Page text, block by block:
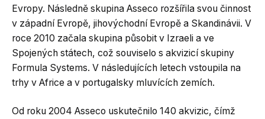
Evropy. Následně skupina Asseco rozšířila svou činnost
v západní Evropě, jihovýchodní Evropě a Skandinávii. V
roce 2010 začala skupina působit v Izraeli a ve
Spojených státech, což souviselo s akvizicí skupiny
Formula Systems. V následujících letech vstoupila na
trhy v Africe a v portugalsky mluvících zemích.
Od roku 2004 Asseco uskutečnilo 140 akvizic, čímž